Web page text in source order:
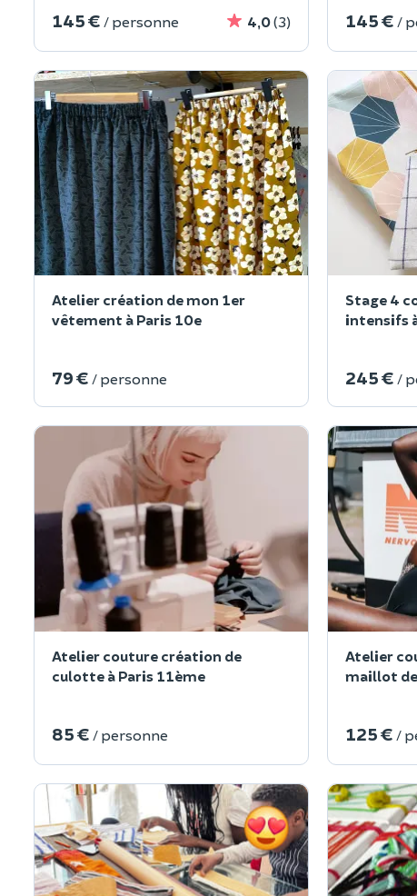
145 € / personne 4,0(3) 145 € /
Atelier création de mon 1er
vêtement à Paris 10e
79 € / personne
Stage 4
intensifs
245 € /
Atelier couture création de
culotte à Paris 11ème
85 € / personne
Atelier
maillot de
125 € /